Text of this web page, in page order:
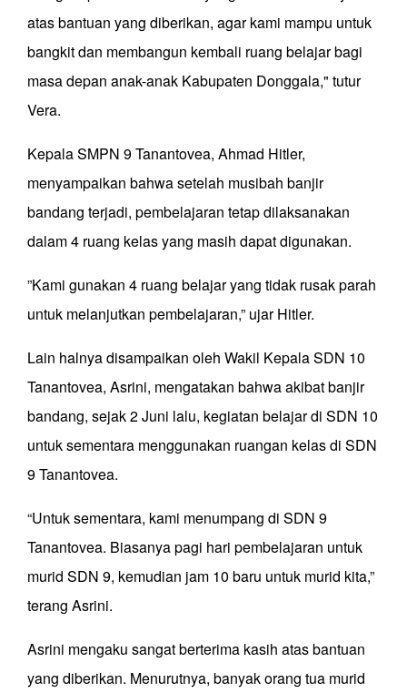
atas bantuan yang diberikan, agar kami mampu untuk
bangkit dan membangun kembali ruang belajar bagi
masa depan anak-anak Kabupaten Donggala," tutur
Vera.
Kepala SMPN 9 Tanantovea, Ahmad Hitler,
menyampaikan bahwa setelah musibah banjir
bandang terjadi, pembelajaran tetap dilaksanakan
dalam 4 ruang kelas yang masih dapat digunakan.
”Kami gunakan 4 ruang belajar yang tidak rusak parah
untuk melanjutkan pembelajaran,” ujar Hitler.
Lain halnya disampaikan oleh Wakil Kepala SDN 10
Tanantovea, Asrini, mengatakan bahwa akibat banjir
bandang, sejak 2 Juni lalu, kegiatan belajar di SDN 10
untuk sementara menggunakan ruangan kelas di SDN
9 Tanantovea.
“Untuk sementara, kami menumpang di SDN 9
Tanantovea. Biasanya pagi hari pembelajaran untuk
murid SDN 9, kemudian jam 10 baru untuk murid kita,”
terang Asrini.
Asrini mengaku sangat berterima kasih atas bantuan
yang diberikan. Menurutnya, banyak orang tua murid